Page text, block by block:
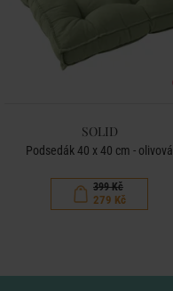
SOLID
Podsedák 40 x 40 cm - olivová
399 Kč
279 Kč